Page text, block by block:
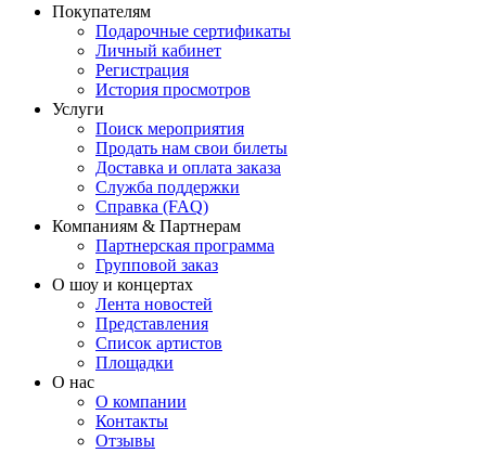
Покупателям
Подарочные сертификаты
Личный кабинет
Регистрация
История просмотров
Услуги
Поиск мероприятия
Продать нам свои билеты
Доставка и оплата заказа
Служба поддержки
Справка (FAQ)
Компаниям & Партнерам
Партнерская программа
Групповой заказ
О шоу и концертах
Лента новостей
Представления
Список артистов
Площадки
О нас
О компании
Контакты
Отзывы